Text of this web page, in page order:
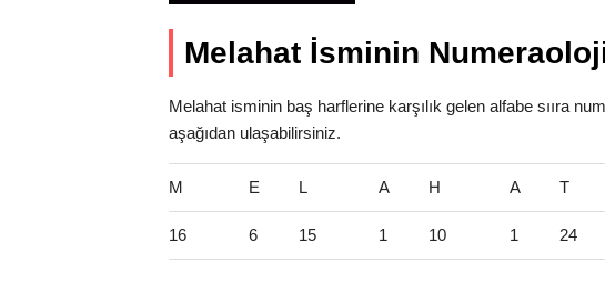
Melahat İsminin
Melahat isminin baş harflerine karşılık gelen alfabe sııra
aşağıdan ulaşabilirsiniz.
M E L A H A T
16 6 15 1 10 1 24